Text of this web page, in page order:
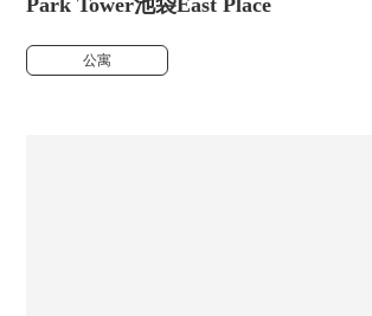
Park Tower池袋East Place
公寓